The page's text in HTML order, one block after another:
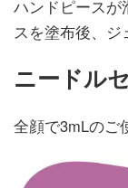
ハンドピースが
スを塗布後、ジ
ニードル
全顔で3mLのご